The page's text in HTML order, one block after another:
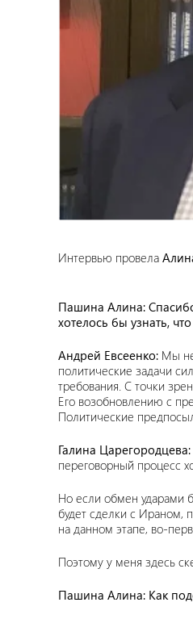
Интервью провела
Пашина Алина:
хотелось бы узнать,
Андрей Евсеенко: Мы
политические задачи
требования. С точки
Его возобновлению с
Политические
Галина Царегородцева:
переговорный процесс
Но если обмен ударами
будет сделки с Ираном,
на данном этапе, во-
Поэтому у меня здесь
Пашина Алина: Как